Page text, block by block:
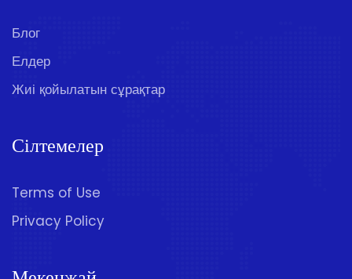
Блог
Елдер
Жиі қойылатын сұрақтар
Сілтемелер
Terms of Use
Privacy Policy